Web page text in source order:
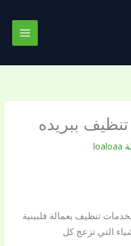
ببريده
loaloaa
تنظيف بعمالة فلبينية
التي تزعج كل